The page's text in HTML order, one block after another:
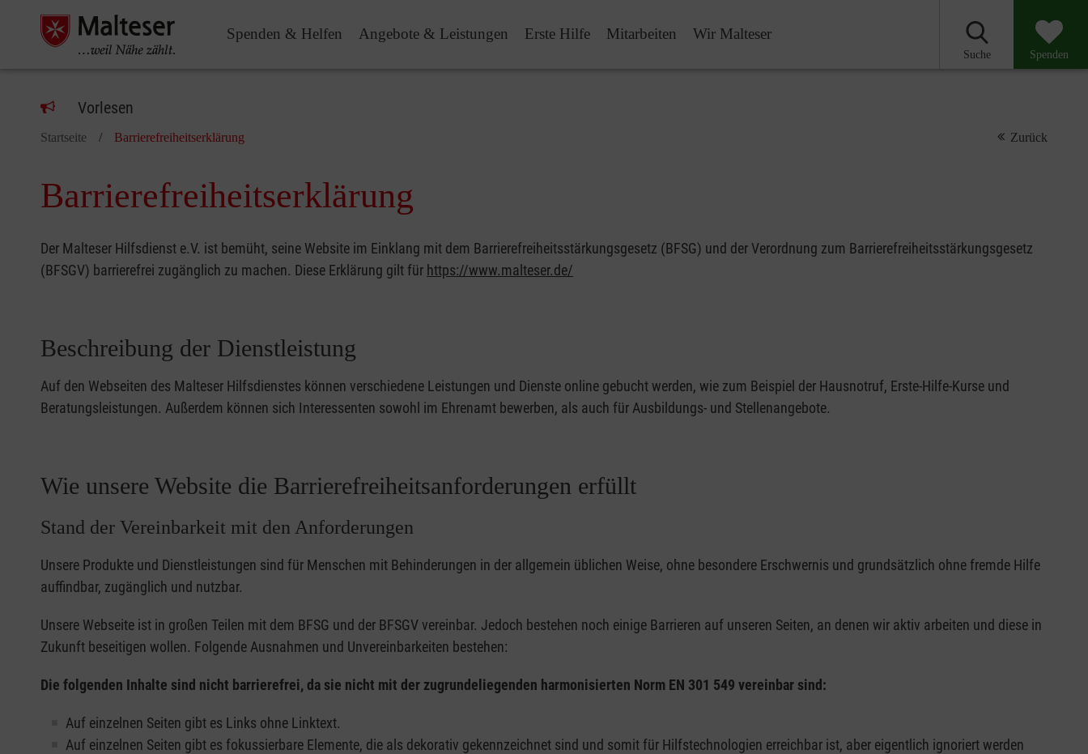
Spenden & Helfen Angebote & Leistungen Erste Hilfe Mitarbeiten Wir Malteser
Suche Spenden
Vorlesen
Startseite Barrierefreiheitserklärung Zurück
Barrierefreiheitserklärung
Der Malteser Hilfsdienst e.V. ist bemüht, seine Website im Einklang mit dem Barrierefreiheitsstärkungsgesetz (BFSG) und der Verordnung zum Barrierefreiheitsstärkungsgesetz
(BFSGV) barrierefrei zugänglich zu machen. Diese Erklärung gilt für https://www.malteser.de/
Beschreibung der Dienstleistung
Auf den Webseiten des Malteser Hilfsdienstes können verschiedene Leistungen und Dienste online gebucht werden, wie zum Beispiel der Hausnotruf, Erste-Hilfe-Kurse und
Beratungsleistungen. Außerdem können sich Interessenten sowohl im Ehrenamt bewerben, als auch für Ausbildungs- und Stellenangebote.
Wie unsere Website die Barrierefreiheitsanforderungen erfüllt
Stand der Vereinbarkeit mit den Anforderungen
Unsere Produkte und Dienstleistungen sind für Menschen mit Behinderungen in der allgemein üblichen Weise, ohne besondere Erschwernis und grundsätzlich ohne fremde Hilfe
auffindbar, zugänglich und nutzbar.
Unsere Webseite ist in großen Teilen mit dem BFSG und der BFSGV vereinbar. Jedoch bestehen noch einige Barrieren auf unseren Seiten, an denen wir aktiv arbeiten und diese in
Zukunft beseitigen wollen. Folgende Ausnahmen und Unvereinbarkeiten bestehen:
Die folgenden Inhalte sind nicht barrierefrei, da sie nicht mit der zugrundeliegenden harmonisierten Norm EN 301 549 vereinbar sind:
Auf einzelnen Seiten gibt es Links ohne Linktext.
Auf einzelnen Seiten gibt es fokussierbare Elemente, die als dekorativ gekennzeichnet sind und somit für Hilfstechnologien erreichbar ist, aber eigentlich ignoriert werden